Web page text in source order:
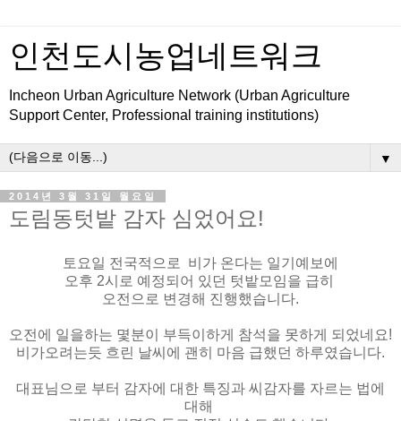
인천도시농업네트워크
Incheon Urban Agriculture Network (Urban Agriculture
Support Center, Professional training institutions)
▼
2014년 3월 31일 월요일
도림동텃밭 감자 심었어요!
토요일 전국적으로 비가 온다는 일기예보에
오후 2시로 예정되어 있던 텃밭모임을 급히
오전으로 변경해 진행했습니다.
오전에 일을하는 몇분이 부득이하게 참석을 못하게 되었네요!
비가오려는듯 흐린 날씨에 괜히 마음 급했던 하루였습니다.
대표님으로 부터 감자에 대한 특징과 씨감자를 자르는 법에
대해